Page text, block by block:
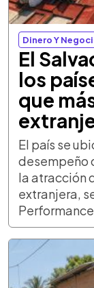
Dinero Y
El
los
que
El país se
desempeño
la atracción
extranjera,